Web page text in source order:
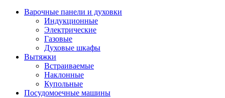
Варочные панели и духовки
Индукционные
Электрические
Газовые
Духовые шкафы
Вытяжки
Встраиваемые
Наклонные
Купольные
Посудомоечные машины